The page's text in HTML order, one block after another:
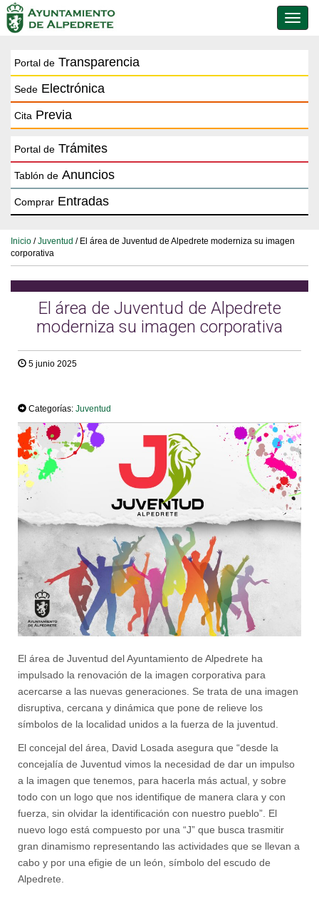
de
Portal de Transparencia
Sede Electrónica
Cita Previa
Portal de Trámites
Tablón de Anuncios
Comprar Entradas
Inicio /Juventud / El área de Juventud de Alpedrete moderniza su imagen
corporativa
El área de Juventud de Alpedrete
moderniza su imagen corporativa
5 junio 2025
Categorías: Juventud
El área de Juventud del Ayuntamiento de Alpedrete ha
impulsado la renovación de la imagen corporativa para
acercarse a las nuevas generaciones. Se trata de una imagen
disruptiva, cercana y dinámica que pone de relieve los
símbolos de la localidad unidos a la fuerza de la juventud.
El concejal del área, David Losada asegura que “desde la
concejalía de Juventud vimos la necesidad de dar un impulso
a la imagen que tenemos, para hacerla más actual, y sobre
todo con un logo que nos identifique de manera clara y con
fuerza, sin olvidar la identificación con nuestro pueblo”. El
nuevo logo está compuesto por una “J” que busca trasmitir
gran dinamismo representando las actividades que se llevan a
cabo y por una efigie de un león, símbolo del escudo de
Alpedrete.